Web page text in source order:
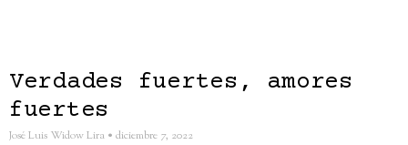
Verdades fuertes, amores
fuertes
José Luis Widow Lira diciembre 7, 2022